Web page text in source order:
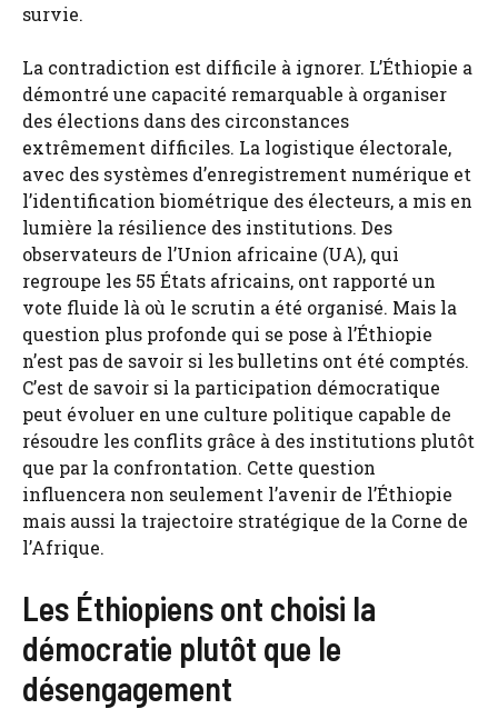
survie.
La contradiction est difficile à ignorer. L’Éthiopie a
démontré une capacité remarquable à organiser
des élections dans des circonstances
extrêmement difficiles. La logistique électorale,
avec des systèmes d’enregistrement numérique et
l’identification biométrique des électeurs, a mis en
lumière la résilience des institutions. Des
observateurs de l’Union africaine (UA), qui
regroupe les 55 États africains, ont rapporté un
vote fluide là où le scrutin a été organisé. Mais la
question plus profonde qui se pose à l’Éthiopie
n’est pas de savoir si les bulletins ont été comptés.
C’est de savoir si la participation démocratique
peut évoluer en une culture politique capable de
résoudre les conflits grâce à des institutions plutôt
que par la confrontation. Cette question
influencera non seulement l’avenir de l’Éthiopie
mais aussi la trajectoire stratégique de la Corne de
l’Afrique.
Les Éthiopiens ont choisi la
démocratie plutôt que le
désengagement